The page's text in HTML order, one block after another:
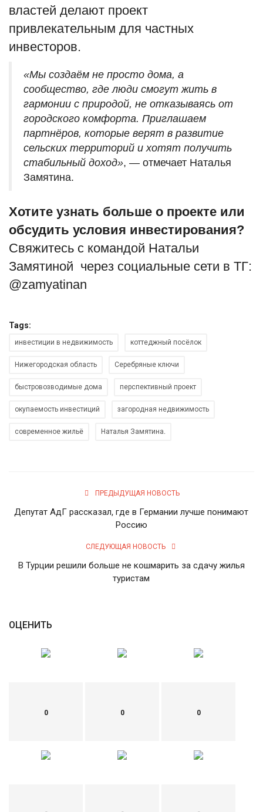
властей делают проект
привлекательным для частных
инвесторов.
«Мы создаём не просто дома, а
сообщество, где люди смогут жить в
гармонии с природой, не отказываясь от
городского комфорта. Приглашаем
партнёров, которые верят в развитие
сельских территорий и хотят получить
стабильный доход», — отмечает Наталья
Замятина.
Хотите узнать больше о проекте или
обсудить условия инвестирования?
Свяжитесь с командой Натальи
Замятиной через социальные сети в ТГ:
@zamyatinan
Tags:
инвестиции в недвижимость коттеджный посёлок
Нижегородская область Серебряные ключи
быстровозводимые дома перспективный проект
окупаемость инвестиций загородная недвижимость
современное жильё Наталья Замятина.
ПРЕДЫДУЩАЯ НОВОСТЬ
Депутат АдГ рассказал, где в Германии лучше понимают
Россию
СЛЕДУЮЩАЯ НОВОСТЬ
В Турции решили больше не кошмарить за сдачу жилья
туристам
ОЦЕНИТЬ
0 0 0